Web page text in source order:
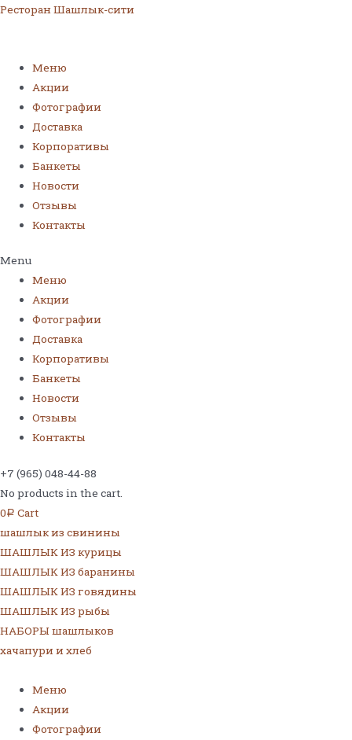
Ресторан Шашлык-сити
Меню
Акции
Фотографии
Доставка
Корпоративы
Банкеты
Новости
Отзывы
Контакты
Menu
Меню
Акции
Фотографии
Доставка
Корпоративы
Банкеты
Новости
Отзывы
Контакты
+7 (965) 048-44-88
No products in the cart.
0 Р Cart
шашлык из свинины
ШАШЛЫК ИЗ курицы
ШАШЛЫК ИЗ баранины
ШАШЛЫК ИЗ говядины
ШАШЛЫК ИЗ рыбы
НАБОРЫ шашлыков
хачапури и хлеб
Меню
Акции
Фотографии